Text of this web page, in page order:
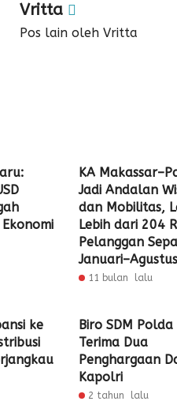
Vritta
Pos lain oleh Vritta
KA
Jadi Andalan
dan Mobilitas,
Lebih dari 204
Pelanggan
11 bulan lalu
ke
Biro SDM
Terima Dua
Penghargaan
Kapolri
2 tahun lalu